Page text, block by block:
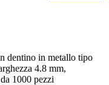
dentino in metallo tipo
4.8 mm,
1000 pezzi